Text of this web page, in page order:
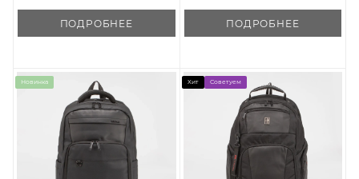
ПОДРОБНЕЕ ПОДРОБНЕЕ
Новинка Хит Советуем